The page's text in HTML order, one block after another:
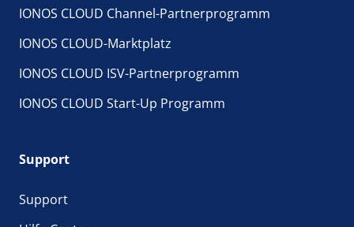
IONOS CLOUD Channel-Partnerprogramm
IONOS CLOUD-Marktplatz
IONOS CLOUD ISV-Partnerprogramm
IONOS CLOUD Start-Up Programm
Support
Support